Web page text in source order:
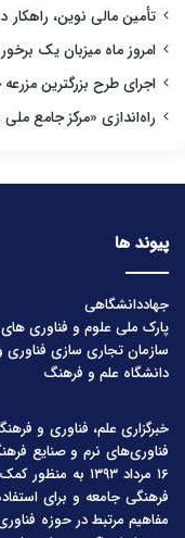
تأمین مالی نوین،
امروز ماه میزبان یک
اجرای طرح بزرگترین
راه‌اندازی «مرکز جامع
پیوند ها
جهاددانشگاهی
پارک ملی علوم و فناوری
سازمان تجاری سازی فناوری
دانشگاه علم و فرهنگ
خبرگزاری علم، فناوری و
فناوری‌های نرم و صنایع
۱۶ مرداد ۱۳۹۳
فرهنگی جامعه و برای
مفاهیم مرتبط در حوزه